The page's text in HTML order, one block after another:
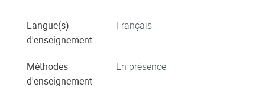
Langue(s)
d'enseignement
Français
Méthodes
d'enseignement
En présence